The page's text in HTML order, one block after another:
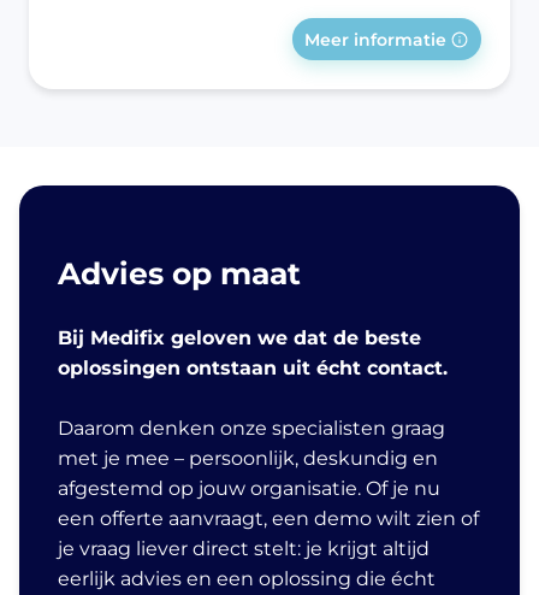
Meer informatie
Advies op maat
Bij Medifix geloven we dat de beste
oplossingen ontstaan uit écht contact.
Daarom denken onze specialisten graag
met je mee – persoonlijk, deskundig en
afgestemd op jouw organisatie. Of je nu
een offerte aanvraagt, een demo wilt zien of
je vraag liever direct stelt: je krijgt altijd
eerlijk advies en een oplossing die écht